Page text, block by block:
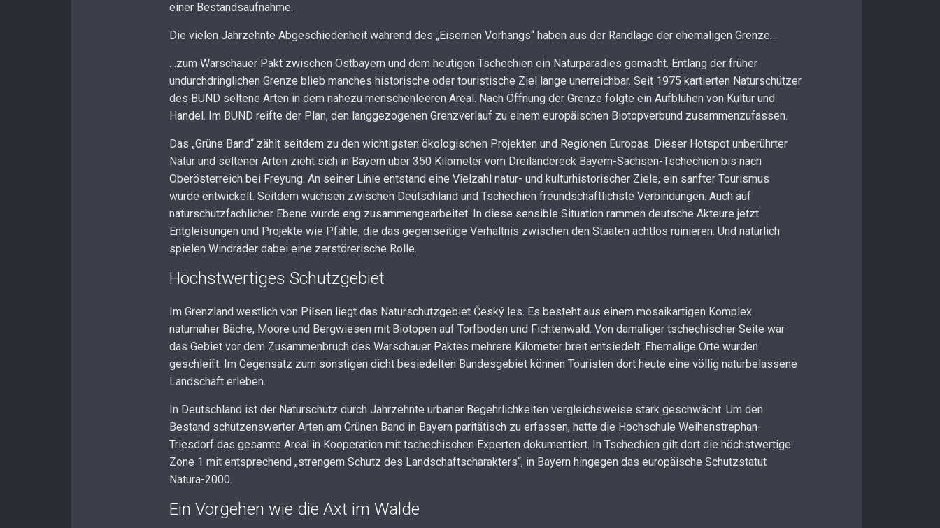
einer Bestandsaufnahme.
Die vielen Jahrzehnte Abgeschiedenheit während des „Eisernen Vorhangs“ haben aus der Randlage der ehemaligen Grenze…
…zum Warschauer Pakt zwischen Ostbayern und dem heutigen Tschechien ein Naturparadies gemacht. Entlang der früher
undurchdringlichen Grenze blieb manches historische oder touristische Ziel lange unerreichbar. Seit 1975 kartierten Naturschützer
des BUND seltene Arten in dem nahezu menschenleeren Areal. Nach Öffnung der Grenze folgte ein Aufblühen von Kultur und
Handel. Im BUND reifte der Plan, den langgezogenen Grenzverlauf zu einem europäischen Biotopverbund zusammenzufassen.
Das „Grüne Band“ zählt seitdem zu den wichtigsten ökologischen Projekten und Regionen Europas. Dieser Hotspot unberührter
Natur und seltener Arten zieht sich in Bayern über 350 Kilometer vom Dreiländereck Bayern-Sachsen-Tschechien bis nach
Oberösterreich bei Freyung. An seiner Linie entstand eine Vielzahl natur- und kulturhistorischer Ziele, ein sanfter Tourismus
wurde entwickelt. Seitdem wuchsen zwischen Deutschland und Tschechien freundschaftlichste Verbindungen. Auch auf
naturschutzfachlicher Ebene wurde eng zusammengearbeitet. In diese sensible Situation rammen deutsche Akteure jetzt
Entgleisungen und Projekte wie Pfähle, die das gegenseitige Verhältnis zwischen den Staaten achtlos ruinieren. Und natürlich
spielen Windräder dabei eine zerstörerische Rolle.
Höchstwertiges Schutzgebiet
Im Grenzland westlich von Pilsen liegt das Naturschutzgebiet Český les. Es besteht aus einem mosaikartigen Komplex
naturnaher Bäche, Moore und Bergwiesen mit Biotopen auf Torfboden und Fichtenwald. Von damaliger tschechischer Seite war
das Gebiet vor dem Zusammenbruch des Warschauer Paktes mehrere Kilometer breit entsiedelt. Ehemalige Orte wurden
geschleift. Im Gegensatz zum sonstigen dicht besiedelten Bundesgebiet können Touristen dort heute eine völlig naturbelassene
Landschaft erleben.
In Deutschland ist der Naturschutz durch Jahrzehnte urbaner Begehrlichkeiten vergleichsweise stark geschwächt. Um den
Bestand schützenswerter Arten am Grünen Band in Bayern paritätisch zu erfassen, hatte die Hochschule Weihenstrephan-
Triesdorf das gesamte Areal in Kooperation mit tschechischen Experten dokumentiert. In Tschechien gilt dort die höchstwertige
Zone 1 mit entsprechend „strengem Schutz des Landschaftscharakters“, in Bayern hingegen das europäische Schutzstatut
Natura-2000.
Ein Vorgehen wie die Axt im Walde